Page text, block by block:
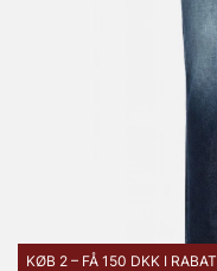
KØB 2 – FÅ 150 DKK I RABAT